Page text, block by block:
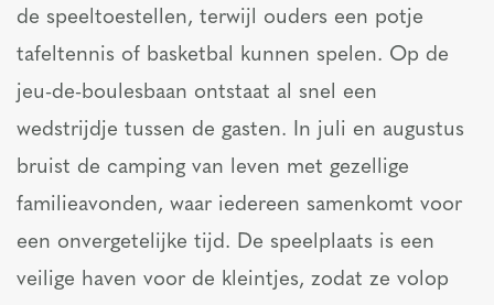
de speeltoestellen, terwijl ouders een potje
tafeltennis of basketbal kunnen spelen. Op de
jeu-de-boulesbaan ontstaat al snel een
wedstrijdje tussen de gasten. In juli en augustus
bruist de camping van leven met gezellige
familieavonden, waar iedereen samenkomt voor
een onvergetelijke tijd. De speelplaats is een
veilige haven voor de kleintjes, zodat ze volop